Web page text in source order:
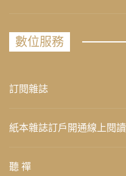
數位服務
訂閱雜誌
紙本雜誌訂戶開通線上閱讀
聽 禪